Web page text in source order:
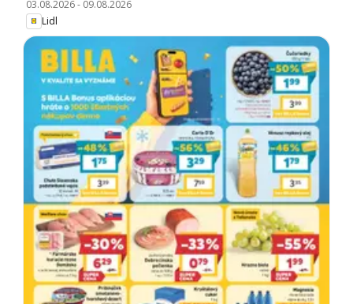
03.08.2026- 09.08.2026
Lidl